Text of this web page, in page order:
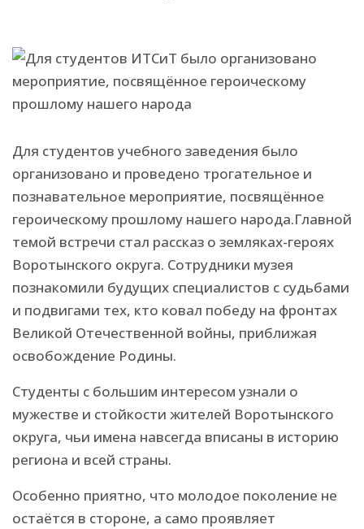
Для студентов учебного заведения было
организовано и проведено трогательное и
познавательное мероприятие, посвящённое
героическому прошлому нашего народа.Главной
темой встречи стал рассказ о земляках-героях
Воротынского округа. Сотрудники музея
познакомили будущих специалистов с судьбами
и подвигами тех, кто ковал победу на фронтах
Великой Отечественной войны, приближая
освобождение Родины.
Студенты с большим интересом узнали о
мужестве и стойкости жителей Воротынского
округа, чьи имена навсегда вписаны в историю
региона и всей страны.
Особенно приятно, что молодое поколение не
остаётся в стороне, а само проявляет